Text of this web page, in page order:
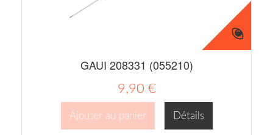
GAUI 208331 (055210)
9,90 €
Ajouter au panier Détails